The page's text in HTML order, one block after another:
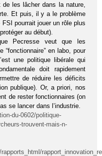
les lâcher dans la nature,
Et puis, il y a le problème
pourrait jouer un rôle plus
au début).
Pecresse veut que les
en labo, pour
une politique libérale qui
doit rapidement
de réduire les déficits
publique). Or, a priori, nos
de rester fonctionnaires (on
se lancer dans l’industrie.
du-0602/politique-
trouvent-mais-n-